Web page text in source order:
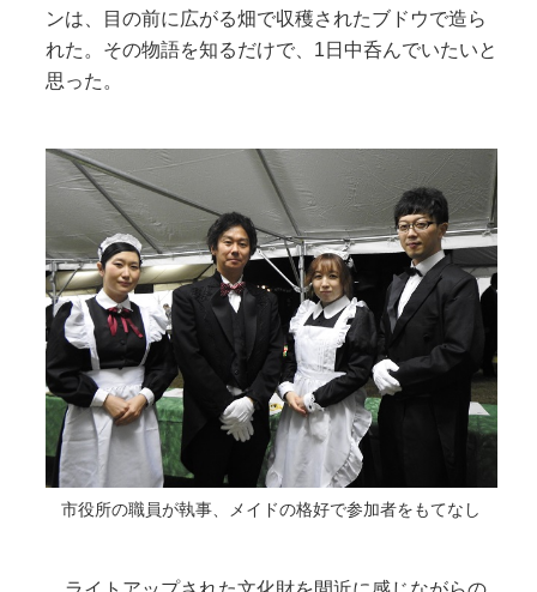
ンは、目の前に広がる畑で収穫されたブドウで造ら
れた。その物語を知るだけで、1日中呑んでいたいと
思った。
市役所の職員が執事、メイドの格好で参加者をもてなし